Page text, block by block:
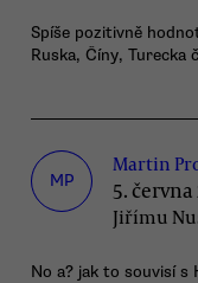
Spíše pozitivně
Ruska, Číny, Turecka
MP
Martin
5. června
Jiřímu
No a? jak to souvisí s